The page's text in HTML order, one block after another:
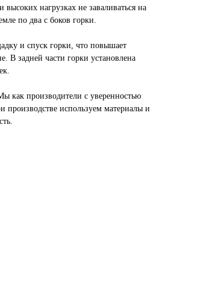
нагрузках не заваливаться на
по два с боков горки.
и спуск горки, что повышает
В задней части горки установлена
как производители с уверенностью
производстве используем материалы и